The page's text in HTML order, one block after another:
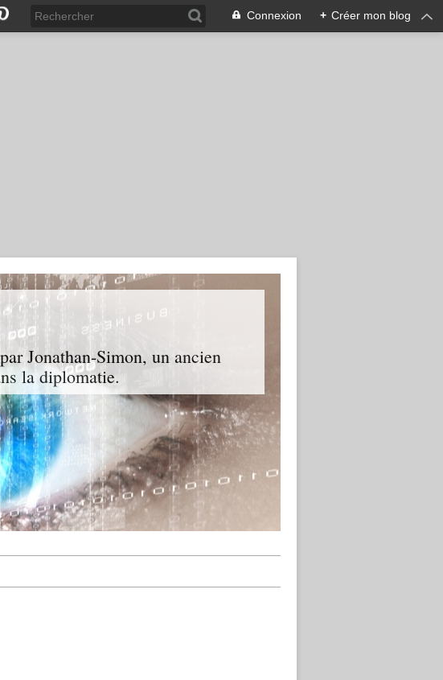
Connexion + Créer mon blog
Jonathan-Simon, un ancien
la diplomatie.